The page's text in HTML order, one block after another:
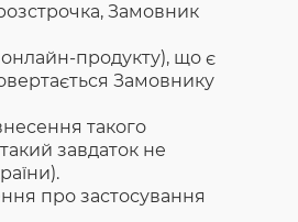
Замовник
продукту), що є
Замовнику
такого
завдаток не
про застосування